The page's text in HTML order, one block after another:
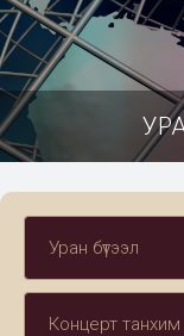
Уран бүтээл
Концерт танхим